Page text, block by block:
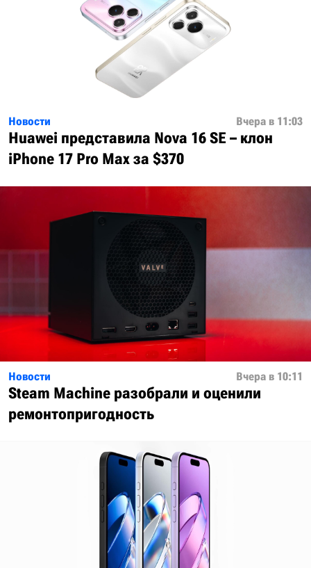
Новости Вчера в 11:03
Huawei представила Nova 16 SE – клон
iPhone 17 Pro Max за $370
Новости Вчера в 10:11
Steam Machine разобрали и оценили
ремонтопригодность